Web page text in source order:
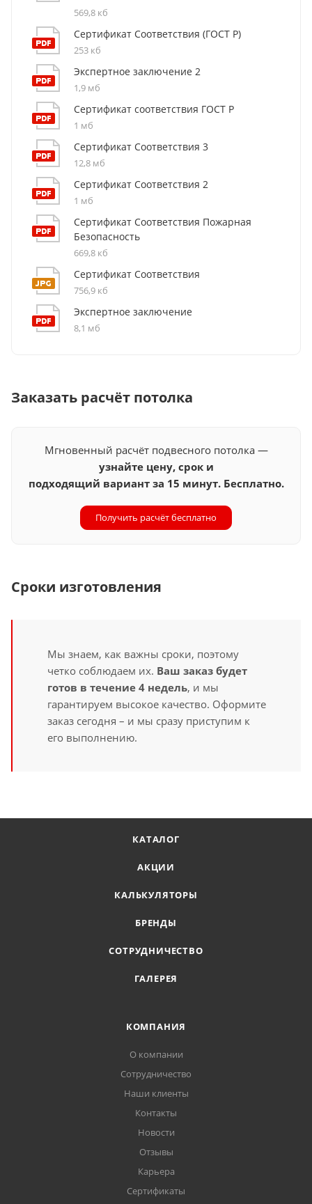
569,8 кб
Сертификат Соответствия (ГОСТ Р)
253 кб
Экспертное заключение 2
1,9 мб
Сертификат соответствия ГОСТ Р
1 мб
Сертификат Соответствия 3
12,8 мб
Сертификат Соответствия 2
1 мб
Сертификат Соответствия Пожарная
Безопасность
669,8 кб
Сертификат Соответствия
756,9 кб
Экспертное заключение
8,1 мб
Заказать расчёт потолка
Мгновенный расчёт подвесного потолка —
узнайте цену, срок и
подходящий вариант за 15 минут. Бесплатно.
Получить расчёт бесплатно
Сроки изготовления
Мы знаем, как важны сроки, поэтому
четко соблюдаем их. Ваш заказ будет
готов в течение 4 недель, и мы
гарантируем высокое качество. Оформите
заказ сегодня – и мы сразу приступим к
его выполнению.
КАТАЛОГ
АКЦИИ
КАЛЬКУЛЯТОРЫ
БРЕНДЫ
СОТРУДНИЧЕСТВО
ГАЛЕРЕЯ
КОМПАНИЯ
О компании
Сотрудничество
Наши клиенты
Контакты
Новости
Отзывы
Карьера
Сертификаты